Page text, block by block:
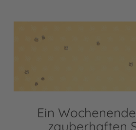
Ein
zauberhaften